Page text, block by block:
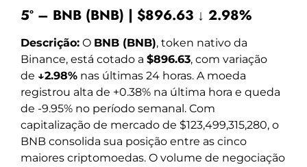
5º – BNB (BNB) | $896.63 ↓ 2.98%
Descrição: O BNB (BNB), token nativo da
Binance, está cotado a $896.63, com variação
de ↓2.98% nas últimas 24 horas. A moeda
registrou alta de +0.38% na última hora e queda
de -9.95% no período semanal. Com
capitalização de mercado de $123,499,315,280, o
BNB consolida sua posição entre as cinco
maiores criptomoedas. O volume de negociação